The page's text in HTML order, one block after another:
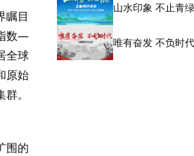
瞩目
数—
全球
原始
。
围的
山水印象 不止青绿
唯有奋发 不负时代